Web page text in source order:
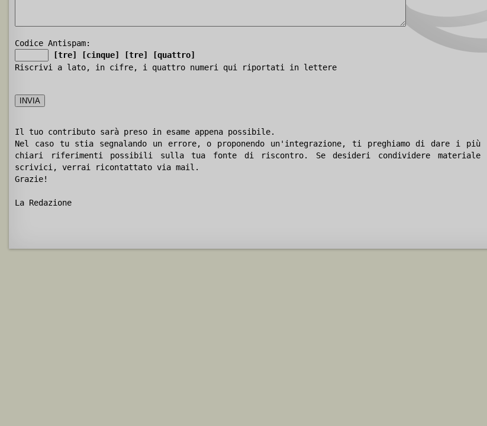
Codice Antispam:
[tre]
[cinque] [tre]
[quattro]
Riscrivi a lato, in cifre, i quattro numeri qui riportati in lettere
Il tuo contributo sarà preso in esame appena possibile.
Nel caso tu stia segnalando un errore, o proponendo un'integrazione, ti preghiamo di dare i più
chiari riferimenti possibili sulla tua fonte di riscontro. Se desideri condividere materiale
scrivici, verrai ricontattato via mail.
Grazie!
La Redazione